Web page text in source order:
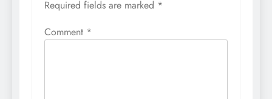
Required fields are marked *
Comment *